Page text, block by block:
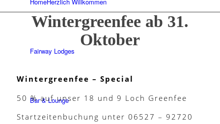
Fairway Lodges
Bar & Lounge
Wintergreenfee ab 31.
Oktober
Wintergreenfee – Special
50 % auf unser 18 und 9 Loch Greenfee
Startzeitenbuchung unter 06527 – 92720